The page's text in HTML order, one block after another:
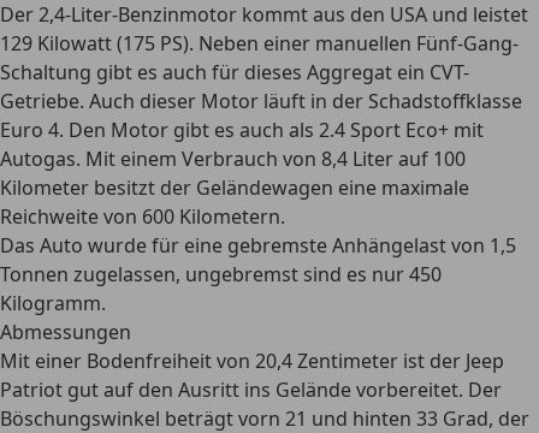
Der2,4-Liter-Benzinmotor kommt aus den USA und leistet
129 Kilowatt (175 PS). Neben einer manuellen Fünf-Gang-
Schaltung gibt es auch für dieses Aggregat ein CVT-
Getriebe. Auch dieser Motor läuft in der Schadstoffklasse
Euro 4. Den Motor gibt es auch als 2.4 Sport Eco+ mit
Autogas. Mit einem Verbrauch von 8,4 Liter auf 100
Kilometer besitzt der Geländewagen eine maximale
Reichweite von 600 Kilometern.
Das Auto wurde für eine gebremsteAnhängelastvon 1,5
Tonnen zugelassen, ungebremst sind es nur 450
Kilogramm.
Abmessungen
Mit einer Bodenfreiheitvon 20,4 Zentimeter ist der Jeep
Patriot gut auf den Ausritt ins Gelände vorbereitet. Der
Böschungswinkel beträgt vorn 21 und hinten 33 Grad, der